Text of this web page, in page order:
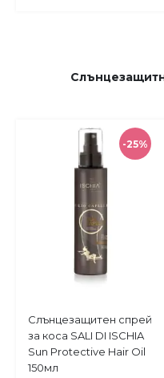
-25%
Добави
в
любими
Купи
Слънцезащитен спрей
за коса SALI DI ISCHIA
Sun Protective Hair Oil
150мл